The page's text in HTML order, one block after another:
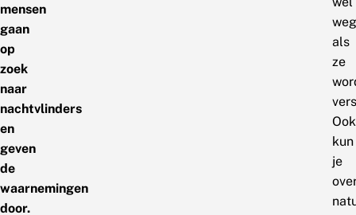
mensen
gaan
op
zoek
naar
nachtvlinders
en
geven
de
waarnemingen
door.
als
ze
Ook
kun
je